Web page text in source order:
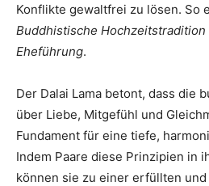
Konflikte gewaltfrei zu lösen. So
Buddhistische Hochzeitstradition
Eheführung.
Der Dalai Lama betont, dass die
über Liebe, Mitgefühl und
Fundament für eine tiefe,
Indem Paare diese Prinzipien in
können sie zu einer erfüllten und